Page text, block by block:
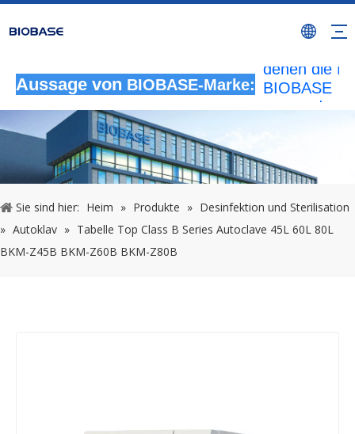
Aussage von BIOBASE-Marke:
Alle nicht
autorisierten
Aktivitäten,
denen die
BIOBASE
verwendet
Verletzung
Haftung
20240510
Sie sind hier: Heim » Produkte » Desinfektion und Sterilisation
» Autoklav » Tabelle Top Class B Series Autoclave 45L 60L 80L
BKM-Z45B BKM-Z60B BKM-Z80B